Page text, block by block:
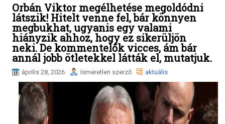
l
e
n
a
v
i
g
t
i
o
n
Orbán Viktor megélhetése megoldódni
látszik! Hitelt venne fel, bár könnyen
megbukhat, ugyanis egy valami
hiányzik ahhoz, hogy ez sikerüljön
neki. De kommentelők vicces, ám bár
annál jobb ötletekkel látták el, mutatjuk.
április 28, 2026 Ismeretlen szerző aktuális